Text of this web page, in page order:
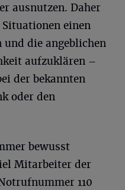
ausnutzen. Daher
einen
und die angeblichen
aufzuklären –
der bekannten
oder den
bewusst
Mitarbeiter der
110